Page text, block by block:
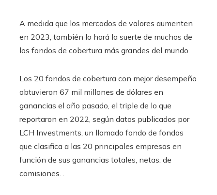
A medida que los mercados de valores aumenten
en 2023, también lo hará la suerte de muchos de
los fondos de cobertura más grandes del mundo.
Los 20 fondos de cobertura con mejor desempeño
obtuvieron 67 mil millones de dólares en
ganancias el año pasado, el triple de lo que
reportaron en 2022, según datos publicados por
LCH Investments, un llamado fondo de fondos
que clasifica a las 20 principales empresas en
función de sus ganancias totales, netas. de
comisiones. .